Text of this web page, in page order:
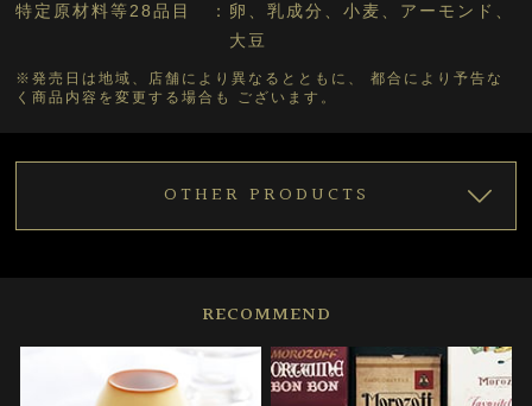
特定原材料等28品目
卵、乳成分、小麦、アーモンド、
大豆
※発売日は地域、店舗により異なるとともに、 都合により予告な
く商品内容を変更する場合も ございます。
OTHER PRODUCTS
RECOMMEND